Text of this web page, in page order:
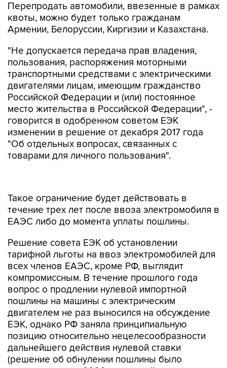
Перепродать автомобили, ввезенные в рамках
квоты, можно будет только гражданам
Армении, Белоруссии, Киргизии и Казахстана.
"Не допускается передача прав владения,
пользования, распоряжения моторными
транспортными средствами с электрическими
двигателями лицам, имеющим гражданство
Российской Федерации и (или) постоянное
место жительства в Российской Федерации", -
говорится в одобренном советом ЕЭК
изменении в решение от декабря 2017 года
"Об отдельных вопросах, связанных с
товарами для личного пользования".
ЕАЭС либо до момента уплаты пошлины.
Решение совета ЕЭК об установлении
всех членов ЕАЭС, кроме РФ, выглядит
компромиссным. В течение прошлого года
вопрос о продлении нулевой импортной
пошлины на машины с электрическим
двигателем не раз выносился на обсуждение
ЕЭК, однако РФ заняла принципиальную
позицию относительно нецелесообразности
дальнейшего действия нулевой ставки
(решение об обнулении пошлины было
принято в марте 2020 года и действовало до
конца 2021 года).